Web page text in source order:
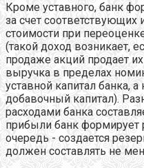
Кроме уставного, банк
за счет соответствующих
стоимости при
(такой доход возникает,
продаже акций продает
выручка в пределах
уставной капитал банка,
добавочный капитал).
расходами банка
прибыли банк
очередь - создается
должен составлять не